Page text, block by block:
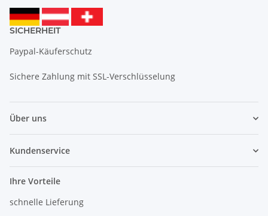
SICHERHEIT
Paypal-Käuferschutz
Sichere Zahlung mit SSL-Verschlüsselung
Über uns
Kundenservice
Ihre Vorteile
schnelle Lieferung